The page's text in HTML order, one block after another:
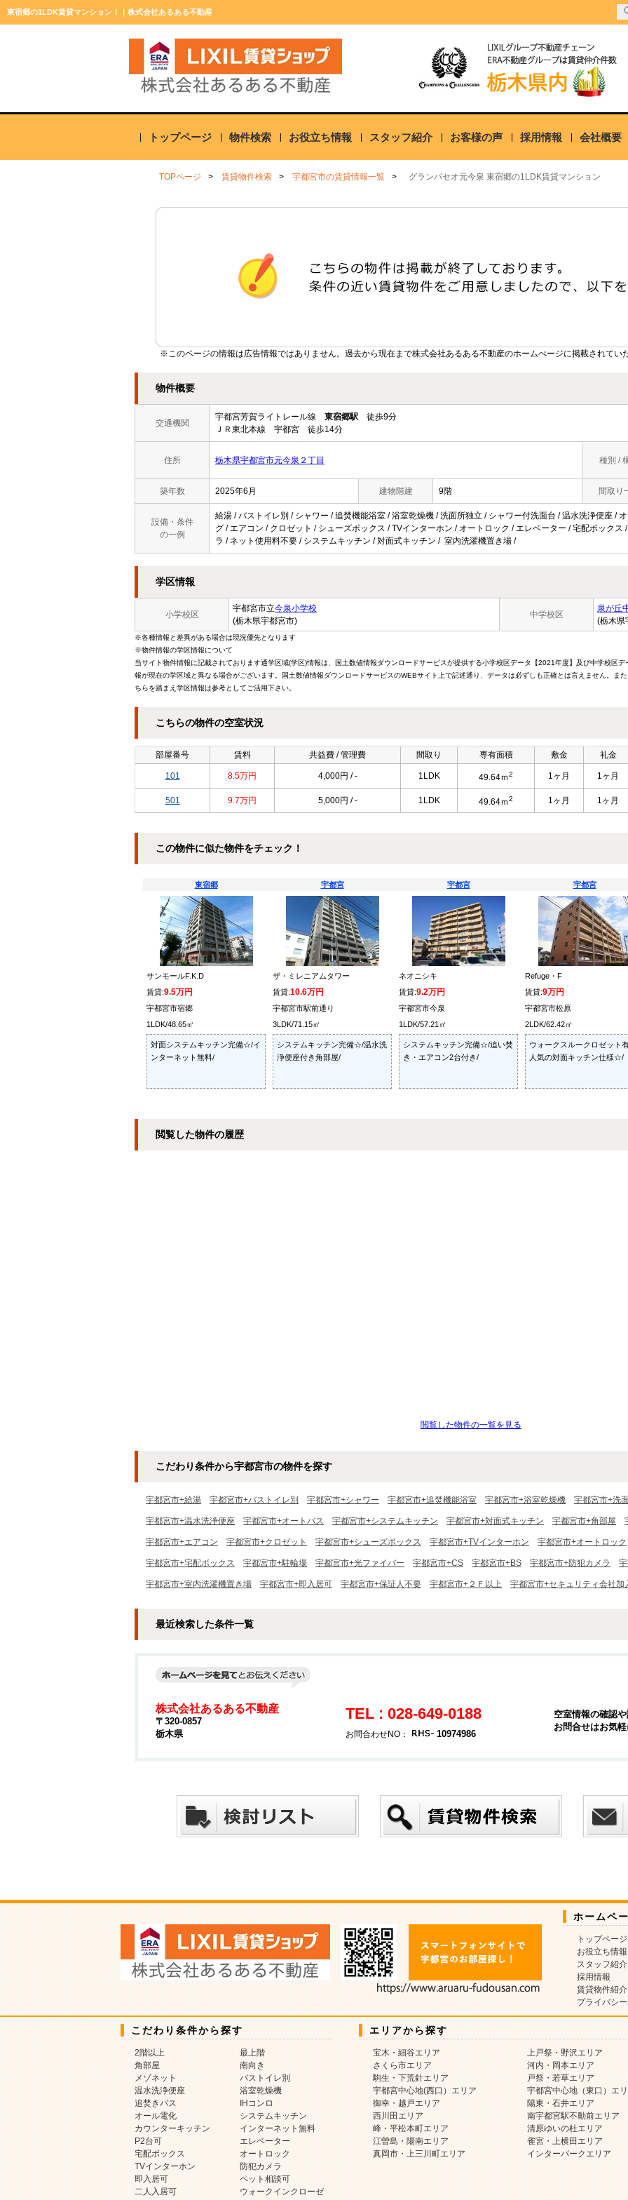
東宿郷の1LDK賃貸マンション！｜株式会社あるある不動産
トップページ 物件検索 お役立ち情報 スタッフ紹介 お客様の声 採用情報 会社概要
TOPページ 賃貸物件検索 宇都宮市の賃貸情報一覧 グランパセオ元今泉 東宿郷の1LDK賃貸マンション
※このページの情報は広告情報ではありません。過去から現在まで株式会社あるある不動産のホームぺージに掲載されてい
物件概要
交通機関
宇都宮芳賀ライトレール線 東宿郷駅 徒歩9分
ＪＲ東北本線 宇都宮 徒歩14分
住所 栃木県宇都宮市元今泉２丁目 種別 /
築年数 2025年6月 建物階建 9階 間取り
設備・条件
の一例
給湯 / バストイレ別 / シャワー / 追焚機能浴室 / 浴室乾燥機 / 洗面所独立 / シャワー付洗面台 / 温水洗浄便座 /
グ / エアコン / クロゼット / シューズボックス / TVインターホン / オートロック / エレベーター / 宅配ボックス
ラ / ネット使用料不要 / システムキッチン / 対面式キッチン / 室内洗濯機置き場 /
学区情報
小学校区
宇都宮市立今泉小学校
(栃木県宇都宮市)
中学校区
泉が丘
(栃木県
※各種情報と差異がある場合は現況優先となります
※物件情報の学区情報について
当サイト物件情報に記載されております通学区域(学区)情報は、国土数値情報ダウンロードサービスが提供する小学校区データ【2021年度】及び中学校区
報が現在の学区域と異なる場合がございます。国土数値情報ダウンロードサービスのWEBサイト上で記述通り、データは必ずしも正確とは言えません。ま
ちらを踏まえ学区情報は参考としてご活用下さい。
こちらの物件の空室状況
部屋番号 賃料 共益費 / 管理費 間取り 専有面積 敷金 礼金
101 8.5万円 4,000円 / - 1LDK 49.64ｍ2 1ヶ月 1ヶ月
501 9.7万円 5,000円 / - 1LDK 49.64ｍ2 1ヶ月 1ヶ月
この物件に似た物件をチェック！
東宿郷
サンモールF.K.D
賃貸:9.5万円
宇都宮市宿郷
1LDK/48.65㎡
対面システムキッチン完備☆/イ
ンターネット無料/
宇都宮
ザ・ミレニアムタワー
賃貸:10.6万円
宇都宮市駅前通り
3LDK/71.15㎡
システムキッチン完備☆/温水洗
浄便座付き角部屋/
宇都宮
ネオニシキ
賃貸:9.2万円
宇都宮市今泉
1LDK/57.21㎡
システムキッチン完備☆/追い焚
き・エアコン2台付き/
宇都宮
Refuge・F
賃貸:9万円
宇都宮市松原
2LDK/62.42㎡
ウォークスルークロゼット
人気の対面キッチン仕様☆/
閲覧した物件の履歴
閲覧した物件の一覧を見る
こだわり条件から宇都宮市の物件を探す
宇都宮市+給湯 宇都宮市+バストイレ別 宇都宮市+シャワー 宇都宮市+追焚機能浴室 宇都宮市+浴室乾燥機 宇都宮市+洗
宇都宮市+温水洗浄便座 宇都宮市+オートバス 宇都宮市+システムキッチン 宇都宮市+対面式キッチン 宇都宮市+角部屋
宇都宮市+エアコン 宇都宮市+クロゼット 宇都宮市+シューズボックス 宇都宮市+TVインターホン 宇都宮市+オートロック
宇都宮市+宅配ボックス 宇都宮市+駐輪場 宇都宮市+光ファイバー 宇都宮市+CS 宇都宮市+BS 宇都宮市+防犯カメラ
宇都宮市+室内洗濯機置き場 宇都宮市+即入居可 宇都宮市+保証人不要 宇都宮市+２Ｆ以上 宇都宮市+セキュリティ会社加
最近検索した条件一覧
株式会社あるある不動産
〒320-0857
栃木県
TEL : 028-649-0188
お問合わせNO： 10974986
空室情報の確認
お問合せはお気
ホームペ
トップページ
お役立ち情報
スタッフ紹介
採用情報
賃貸物件紹
プライバシ
こだわり条件から探す
2階以上
最上階
角部屋
南向き
メゾネット
バストイレ別
温水洗浄便座
浴室乾燥機
追焚きバス
IHコンロ
オール電化
システムキッチン
カウンターキッチン
インターネット無料
P2台可
エレベーター
宅配ボックス
オートロック
TVインターホン
防犯カメラ
即入居可
ペット相談可
二人入居可
ウォークインクローゼ
エリアから探す
宝木・細谷エリア
上戸祭・野沢エリア
さくら市エリア
河内・岡本エリア
駒生・下荒針エリア
戸祭・若草エリア
宇都宮中心地(西口）エリア
宇都宮中心地（東口）エ
御幸・越戸エリア
陽東・石井エリア
西川田エリア
南宇都宮駅不動前エリア
峰・平松本町エリア
清原ゆいの杜エリア
江曽島・陽南エリア
雀宮・上横田エリア
真岡市・上三川町エリア
インターパークエリア